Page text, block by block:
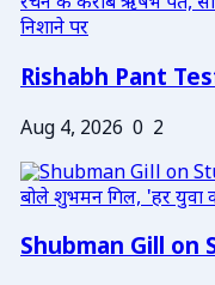
Rishabh Pant
Aug 4, 2026 0 2
Shubman Gill on